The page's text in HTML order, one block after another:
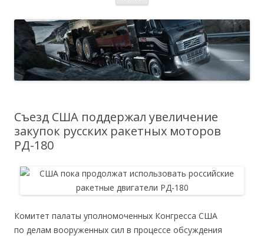
Съезд США поддержал увеличение
закупок русских ракетных моторов
РД-180
Комитет палаты уполномоченных Конгресса США
по делам вооруженных сил в процессе обсуждения